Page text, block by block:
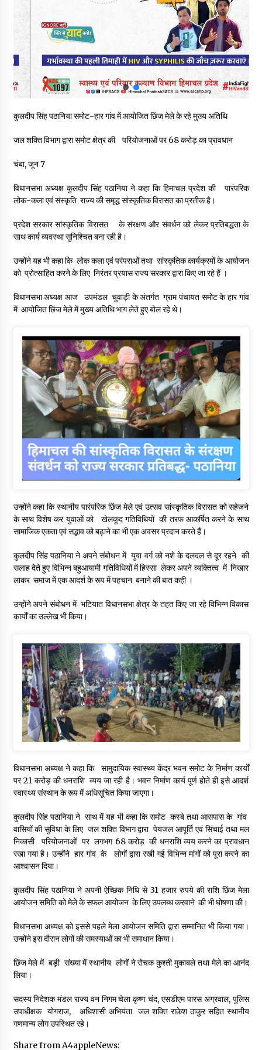
नितिन गडकरी से मिले विक्रमादित्य सिंह, हिमाचल की सड़क परियोजनाओं को
06/08/2026
आपदा के दौरान मीडिया संचार एवं सूचना प्रबंधन पर शिमला में एक दिवसीय
06/08/2026
नेता प्रतिपक्ष जयराम के आरोप निराधार, सबूत हैं तो सार्वजनिक करें: नरेश
06/08/2026
शिक्षा निदेशालय ने जारी किया स्पष्टीकरण
05/08/2026
देहरा पुलिस की बड़ी कार्रवाई- 90 लाख नकद और 2 करोड़के सोने के
आभूषण बरामद, 7 आरोपी गिरफ्तार
कुलदीप सिंह पठानिया समोट-हार गांव में आयोजित छिंज मेले के रहे मुख्य अतिथि
जल शक्ति विभाग द्वारा समोट क्षेत्र की परियोजनाओं पर 68 करोड़ का प्रावधान
चंबा, जून 7
विधानसभा अध्यक्ष कुलदीप सिंह पठानिया ने कहा कि हिमाचल प्रदेश की पारंपरिक
लोक-कला एवं संस्कृति राज्य की समृद्ध सांस्कृतिक विरासत का प्रतीक है।
प्रदेश सरकार सांस्कृतिक विरासत के संरक्षण और संवर्धन को लेकर प्रतिबद्धता के
साथ कार्य व्यवस्था सुनिश्चित बना रही है।
उन्होंने यह भी कहा कि लोक कला एवं परंपराओं तथा सांस्कृतिक कार्यक्रमों के आयोजन
को प्रोत्साहित करने के लिए निरंतर प्रयास राज्य सरकार द्वारा किए जा रहे हैं ।
विधानसभा अध्यक्ष आज उपमंडल चुवाड़ी के अंतर्गत ग्राम पंचायत समोट के हार गांव
में आयोजित छिंज मेले में मुख्य अतिथि भाग लेते हुए बोल रहे थे।
उन्होंने कहा कि स्थानीय पारंपरिक छिंज मेले एवं उत्सव सांस्कृतिक विरासत को सहेजने
के साथ विशेष कर युवाओं को खेलकूद गतिविधियों की तरफ आकर्षित करने के साथ
सामाजिक एकता एवं सद्भाव को बढ़ाने का भी एक अवसर प्रदान करते हैं।
कुलदीप सिंह पठानिया ने अपने संबोधन में युवा वर्ग को नशे के दलदल से दूर रहने की
सलाह देते हुए विभिन्न बहुआयामी गतिविधियों में हिस्सा लेकर अपने व्यक्तित्व में निखार
लाकर समाज में एक आदर्श के रूप में पहचान बनाने की बात कही ।
उन्होंने अपने संबोधन में भटियात विधानसभा क्षेत्र के तहत किए जा रहे विभिन्न विकास
कार्यों का उल्लेख भी किया।
विधानसभा अध्यक्ष ने कहा कि सामुदायिक स्वास्थ्य केंद्र भवन समोट के निर्माण कार्यों
पर 21 करोड़ की धनराशि व्यय जा रही है। भवन निर्माण कार्य पूर्ण होते ही इसे आदर्श
स्वास्थ्य संस्थान के रूप में अधिसूचित किया जाएगा।
कुलदीप सिंह पठानिया ने साथ में यह भी कहा कि समोट कस्बे तथा आसपास के गांव
वासियों की सुविधा के लिए जल शक्ति विभाग द्वारा पेयजल आपूर्ति एवं सिंचाई तथा मल
निकासी परियोजनाओं पर लगभग 68 करोड़ की धनराशि व्यय करने का प्रावधान
रखा गया है। उन्होंने हार गांव के लोगों द्वारा रखी गई विभिन्न मांगों को पूरा करने का
आश्वासन दिया।
कुलदीप सिंह पठानिया ने अपनी ऐच्छिक निधि से 31 हजार रुपये की राशि छिंज मेला
आयोजन समिति को मेले के सफल आयोजन के लिए उपलब्ध करवाने की भी घोषणा की।
विधानसभा अध्यक्ष को इससे पहले मेला आयोजन समिति द्वारा सम्मानित भी किया गया।
उन्होंने इस दौरान लोगों की समस्याओं का भी समाधान किया।
छिंज मेले में बड़ी संख्या में स्थानीय लोगों ने रोचक कुश्ती मुकाबले तथा मेले का आनंद
लिया।
सदस्य निदेशक मंडल राज्य वन निगम चेला कृष्ण चंद, एसडीएम पारस अग्रवाल, पुलिस
उपाधीक्षक योगराज, अधिशासी अभियंता जल शक्ति राकेश ठाकुर सहित स्थानीय
गणमान्य लोग उपस्थित रहे।
Share from A4appleNews: